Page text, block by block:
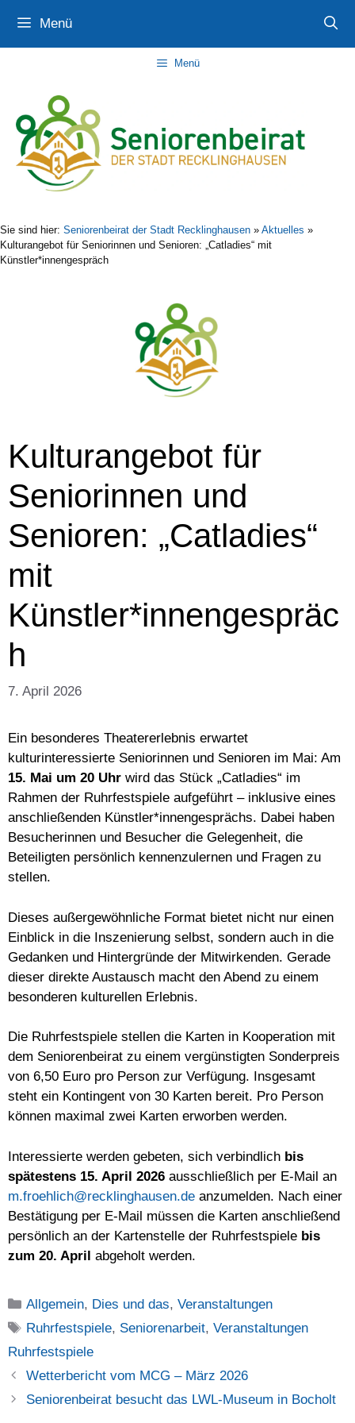
Inhalt
springen
Navigation
springen
Inhalt
springen
Menü
Menü
Sie sind hier: Seniorenbeirat der Stadt Recklinghausen » Aktuelles »
Kulturangebot für Seniorinnen und Senioren: „Catladies“ mit
Künstler*innengespräch
Kulturangebot für
Seniorinnen und
Senioren: „Catladies“
mit
Künstler*innengespräc
h
7. April 2026
Ein besonderes Theatererlebnis erwartet
kulturinteressierte Seniorinnen und Senioren im Mai: Am
15. Mai um 20 Uhr wird das Stück „Catladies“ im
Rahmen der Ruhrfestspiele aufgeführt – inklusive eines
anschließenden Künstler*innengesprächs. Dabei haben
Besucherinnen und Besucher die Gelegenheit, die
Beteiligten persönlich kennenzulernen und Fragen zu
stellen.
Dieses außergewöhnliche Format bietet nicht nur einen
Einblick in die Inszenierung selbst, sondern auch in die
Gedanken und Hintergründe der Mitwirkenden. Gerade
dieser direkte Austausch macht den Abend zu einem
besonderen kulturellen Erlebnis.
Die Ruhrfestspiele stellen die Karten in Kooperation mit
dem Seniorenbeirat zu einem vergünstigten Sonderpreis
von 6,50 Euro pro Person zur Verfügung. Insgesamt
steht ein Kontingent von 30 Karten bereit. Pro Person
können maximal zwei Karten erworben werden.
Interessierte werden gebeten, sich verbindlich bis
spätestens 15. April 2026 ausschließlich per E-Mail an
m.froehlich@recklinghausen.de anzumelden. Nach einer
Bestätigung per E-Mail müssen die Karten anschließend
persönlich an der Kartenstelle der Ruhrfestspiele bis
zum 20. April abgeholt werden.
Kategorien
Allgemein, Dies und das,Veranstaltungen
Schlagwörter
Ruhrfestspiele, Seniorenarbeit,Veranstaltungen
Ruhrfestspiele
Wetterbericht vom MCG – März 2026
Seniorenbeirat besucht das LWL-Museum in Bocholt